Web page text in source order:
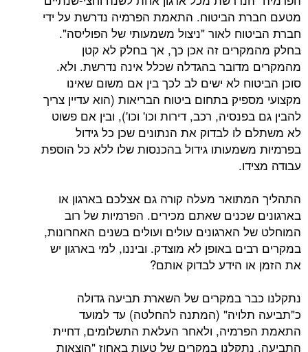
מטעם חברת הביטוח. התאמת הפרמיה נדרשת על ידי
חברת הביטוח לאור "ניצול משמעותי של הפוליסה".
בחלק מהמקרים זה אכן כך, אך בחלק לא קטן
מהמקרים מדובר בהגדלה שכלל אינה נדרשת. ולא.
סוכן הביטוח לא ישים לב לכך בין אם משום שאינו
מקצועי מספיק בתחום ביטוח הבריאות (הוא עדיין צריך
להבין גם בפנסיה, רכב, דירות וכו' וכו'), ובין אם פשוט
לא משתלם לו לבדוק את הנתונים שכן כל גידול
בפרמיות משמעותו גידול בהכנסות שלו ללא כל הוספת
עבודה מצידו.
התהליך המתואר מעלה קורה גם אצלכם בארגון או
בארגונים שכנים שאתם מכירים. הפרמיות של רוב
המוחלט של הארגונים עולים ועולים בשנים האחרונות,
במקרים רבים באופן לא מוצדק. וביננו, למי בארגון יש
את הזמן או הידע לבדוק אותם?
נתקלנו כבר במקרים של השארת תביעה גדולה
כ"תביעה תלויה" (המתנה להחלטה) עד למועד
התאמת הפרמיה, ולאחר העלאת התשלומים, דחיית
התביעה. נתקלנו במקרים של טעות באחוז "הוצאות